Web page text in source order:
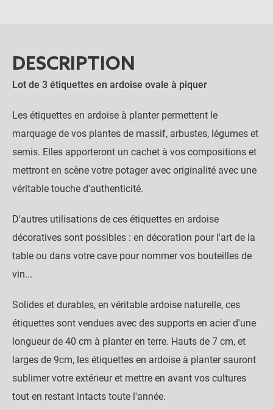
DESCRIPTION
Lot de 3 étiquettes en ardoise ovale à piquer
Les étiquettes en ardoise à planter permettent le
marquage de vos plantes de massif, arbustes, légumes et
semis. Elles apporteront un cachet à vos compositions et
mettront en scène votre potager avec originalité avec une
véritable touche d'authenticité.
D'autres utilisations de ces étiquettes en ardoise
décoratives sont possibles : en décoration pour l'art de la
table ou dans votre cave pour nommer vos bouteilles de
vin...
Solides et durables, en véritable ardoise naturelle, ces
étiquettes sont vendues avec des supports en acier d'une
longueur de 40 cm à planter en terre. Hauts de 7 cm, et
larges de 9cm, les étiquettes en ardoise à planter sauront
sublimer votre extérieur et mettre en avant vos cultures
tout en restant intacts toute l'année.